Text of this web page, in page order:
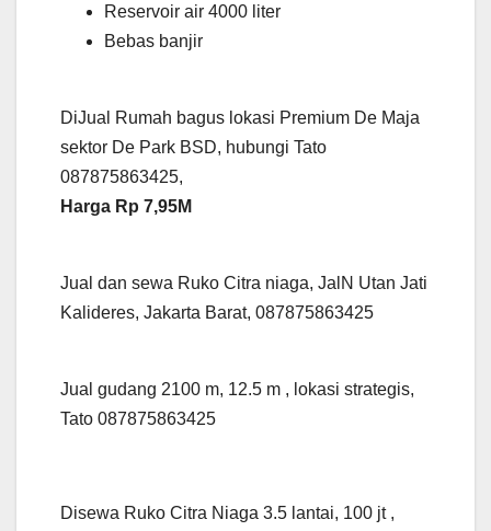
Reservoir air 4000 liter
Bebas banjir
DiJual Rumah bagus lokasi Premium De Maja
sektor De Park BSD, hubungi Tato
087875863425,
Harga Rp 7,95M
Jual dan sewa Ruko Citra niaga, JalN Utan Jati
Kalideres, Jakarta Barat, 087875863425
Jual gudang 2100 m, 12.5 m , lokasi strategis,
Tato 087875863425
Disewa Ruko Citra Niaga 3.5 lantai, 100 jt ,